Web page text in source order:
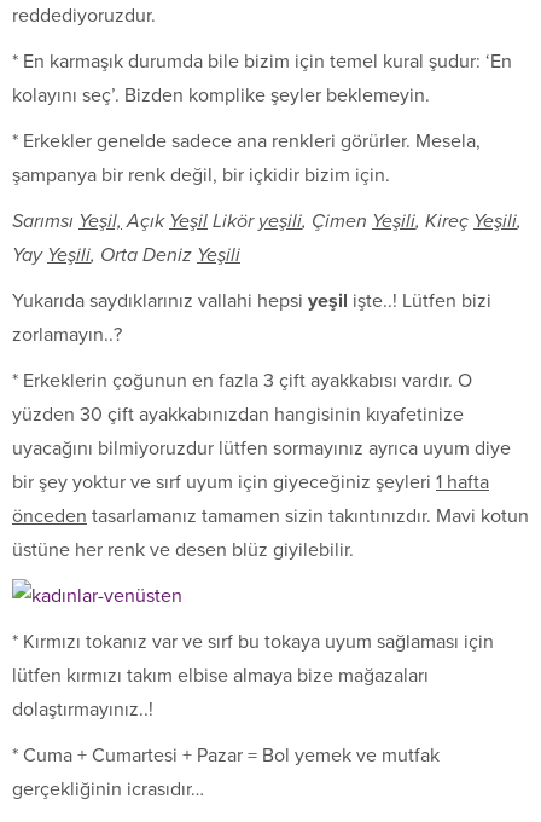
reddediyoruzdur.
* En karmaşık durumda bile bizim için temel kural şudur: ‘En
kolayını seç’. Bizden komplike şeyler beklemeyin.
* Erkekler genelde sadece ana renkleri görürler. Mesela,
şampanya bir renk değil, bir içkidir bizim için.
Sarımsı Yeşil, Açık Yeşil Likör yeşili, Çimen Yeşili, Kireç Yeşili,
Yay Yeşili, Orta Deniz Yeşili
Yukarıda saydıklarınız vallahi hepsi yeşil işte..! Lütfen bizi
zorlamayın..?
* Erkeklerin çoğunun en fazla 3 çift ayakkabısı vardır. O
yüzden 30 çift ayakkabınızdan hangisinin kıyafetinize
uyacağını bilmiyoruzdur lütfen sormayınız ayrıca uyum diye
bir şey yoktur ve sırf uyum için giyeceğiniz şeyleri 1 hafta
önceden tasarlamanız tamamen sizin takıntınızdır. Mavi kotun
üstüne her renk ve desen blüz giyilebilir.
* Kırmızı tokanız var ve sırf bu tokaya uyum sağlaması için
lütfen kırmızı takım elbise almaya bize mağazaları
dolaştırmayınız..!
* Cuma + Cumartesi + Pazar = Bol yemek ve mutfak
gerçekliğinin icrasıdır…